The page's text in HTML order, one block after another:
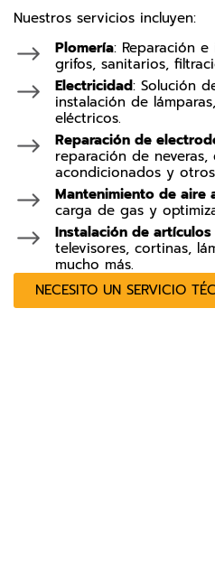
Nuestros servicios incluyen:
Plomería: Reparación
grifos, sanitarios,
Electricidad: Solución
instalación de
eléctricos.
Reparación de
reparación de neveras,
acondicionados y
Mantenimiento de aire
carga de gas y
Instalación de
televisores, cortinas,
mucho más.
NECESITO UN SERVICIO